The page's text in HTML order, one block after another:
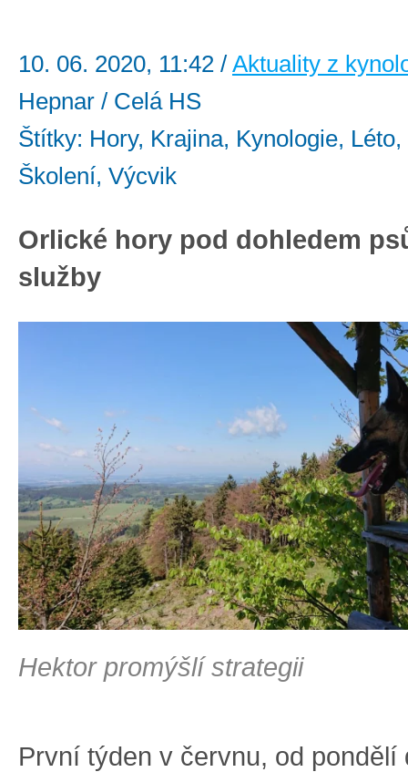
10. 06. 2020, 11:42 / Aktuality z
Hepnar / Celá HS
Štítky: Hory, Krajina, Kynologie,
Školení, Výcvik
Orlické hory pod dohledem
služby
Hektor promýšlí strategii
První týden v červnu, od pondělí